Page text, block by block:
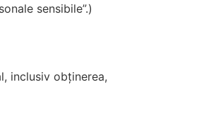
sensibile”.)
inclusiv obținerea,